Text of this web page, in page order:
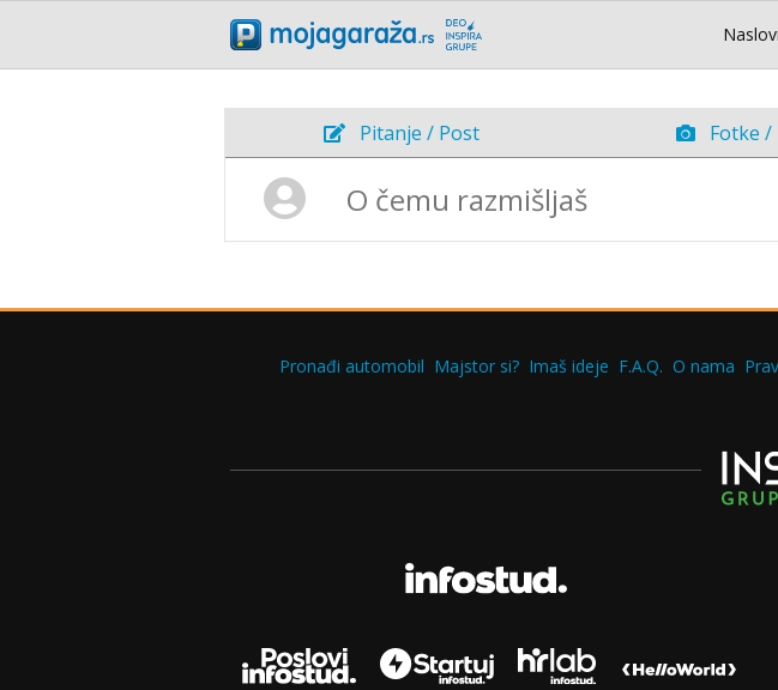
Pitanje / Post Fotke /
Pronađi automobil Majstor si? Imaš ideje F.A.Q. O nama